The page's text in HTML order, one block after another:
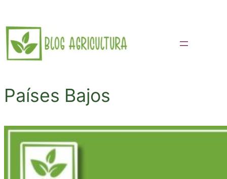
Saltar
al
contenido
Países Bajos